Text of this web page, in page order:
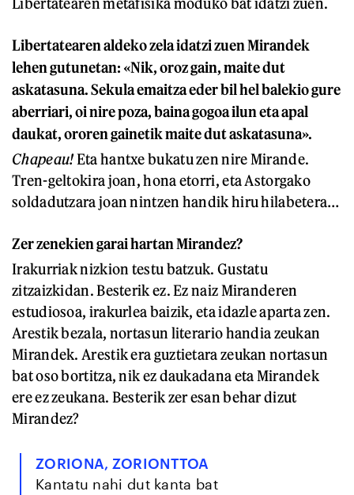
Libertatearen aldeko zela idatzi zuen Mirandek
lehen gutunetan: «Nik, oroz gain, maite dut
askatasuna. Sekula emaitza eder bil hel balekio gure
aberriari, oi nire poza, baina gogoa ilun eta apal
daukat, ororen gainetik maite dut askatasuna».
Chapeau!Eta hantxe bukatu zen nire Mirande.
Tren-geltokira joan, hona etorri, eta Astorgako
soldadutzara joan nintzen handik hiru hilabetera…
Zer zenekien garai hartan Mirandez?
Irakurriak nizkion testu batzuk. Gustatu
zitzaizkidan. Besterik ez. Ez naiz Miranderen
estudiosoa, irakurlea baizik, eta idazle aparta zen.
Arestik bezala, nortasun literario handia zeukan
Mirandek. Arestik era guztietara zeukan nortasun
bat oso bortitza, nik ez daukadana eta Mirandek
ere ez zeukana. Besterik zer esan behar dizut
Mirandez?
ZORIONA, ZORIONTTOA
Kantatu nahi dut kanta bat